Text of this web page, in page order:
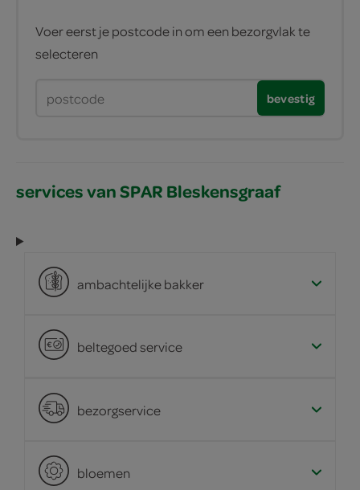
Voer eerst je postcode in om een bezorgvlak te
selecteren
bevestig
services van SPAR Bleskensgraaf
ambachtelijke bakker
beltegoed service
bezorgservice
bloemen